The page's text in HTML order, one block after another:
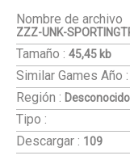
Nombre de archivo
ZZZ-UNK-
Tamaño : 45,45 kb
Similar Games Año :
Región : Desconocido
Tipo :
Descargar : 109